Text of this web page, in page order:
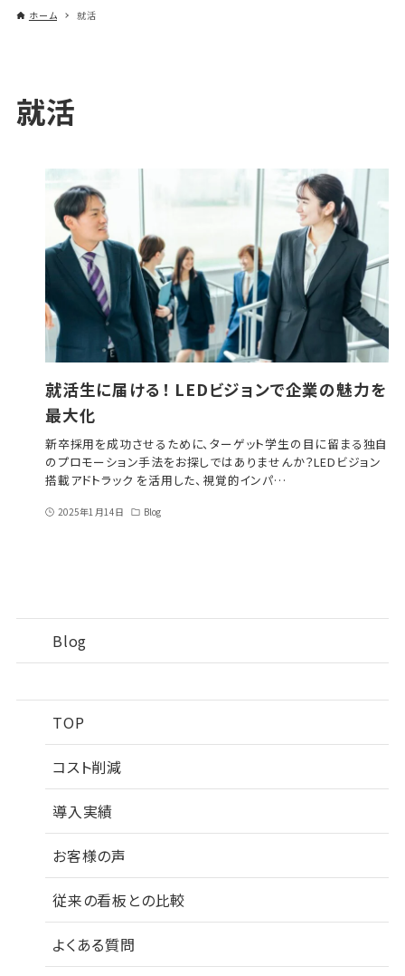
ホーム 就活
就活
就活生に届ける！ LEDビジョンで企業の魅力を
最大化
新卒採用を成功させるために、ターゲット学生の目に留まる独自
のプロモーション手法をお探しではありませんか？LEDビジョン
搭載アドトラック を活用した、視覚的インパ…
2025年1月14日 Blog
Blog
TOP
コスト削減
導入実績
お客様の声
従来の看板との比較
よくある質問